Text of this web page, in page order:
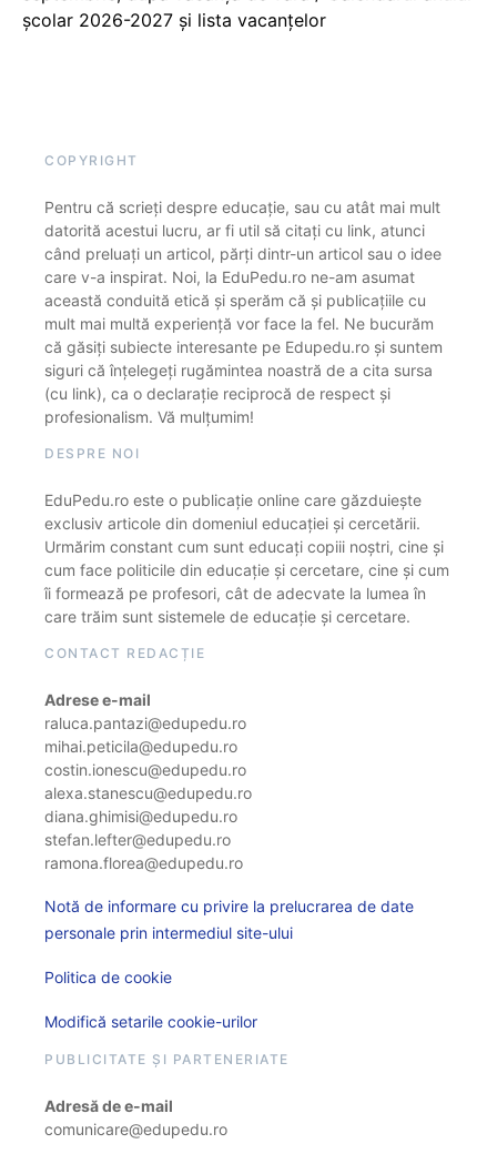
școlar 2026-2027 și lista vacanțelor
COPYRIGHT
Pentru că scrieți despre educație, sau cu atât mai mult
datorită acestui lucru, ar fi util să citați cu link, atunci
când preluați un articol, părți dintr-un articol sau o idee
care v-a inspirat. Noi, la EduPedu.ro ne-am asumat
această conduită etică și sperăm că și publicațiile cu
mult mai multă experiență vor face la fel. Ne bucurăm
că găsiți subiecte interesante pe Edupedu.ro și suntem
siguri că înțelegeți rugămintea noastră de a cita sursa
(cu link), ca o declarație reciprocă de respect și
profesionalism. Vă mulțumim!
DESPRE NOI
EduPedu.ro este o publicație online care găzduiește
exclusiv articole din domeniul educației și cercetării.
Urmărim constant cum sunt educați copiii noștri, cine și
cum face politicile din educație și cercetare, cine și cum
îi formează pe profesori, cât de adecvate la lumea în
care trăim sunt sistemele de educație și cercetare.
CONTACT REDACȚIE
Adrese e-mail
raluca.pantazi@edupedu.ro
mihai.peticila@edupedu.ro
costin.ionescu@edupedu.ro
alexa.stanescu@edupedu.ro
diana.ghimisi@edupedu.ro
stefan.lefter@edupedu.ro
ramona.florea@edupedu.ro
Notă de informare cu privire la prelucrarea de date
personale prin intermediul site-ului
Politica de cookie
Modifică setarile cookie-urilor
PUBLICITATE ȘI PARTENERIATE
Adresă de e-mail
comunicare@edupedu.ro